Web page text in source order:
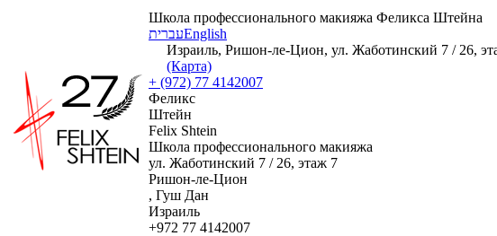
Школа профессионального макияжа Феликса Штейна
עבריתEnglish
Израиль, Ришон-ле-Цион, ул. Жаботинский 7 / 26,
(Карта)
+ (972) 77 4142007
Феликс
Штейн
Felix Shtein
Школа профессионального макияжа
ул. Жаботинский 7 / 26, этаж 7
Ришон-ле-Цион
, Гуш Дан
Израиль
+972 77 4142007